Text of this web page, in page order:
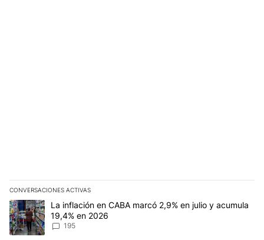
CONVERSACIONES ACTIVAS
Este listado muestra los artículos con más comentarios en los
Un artículo de tendencia con el título "La inflación en CABA
La inflación en CABA marcó 2,9% en julio y acumula
19,4% en 2026
195